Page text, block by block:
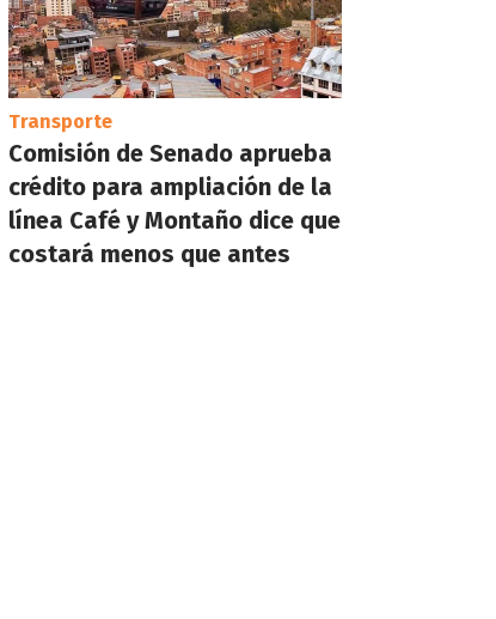
Transporte
Comisión de Senado aprueba
crédito para ampliación de la
línea Café y Montaño dice que
costará menos que antes